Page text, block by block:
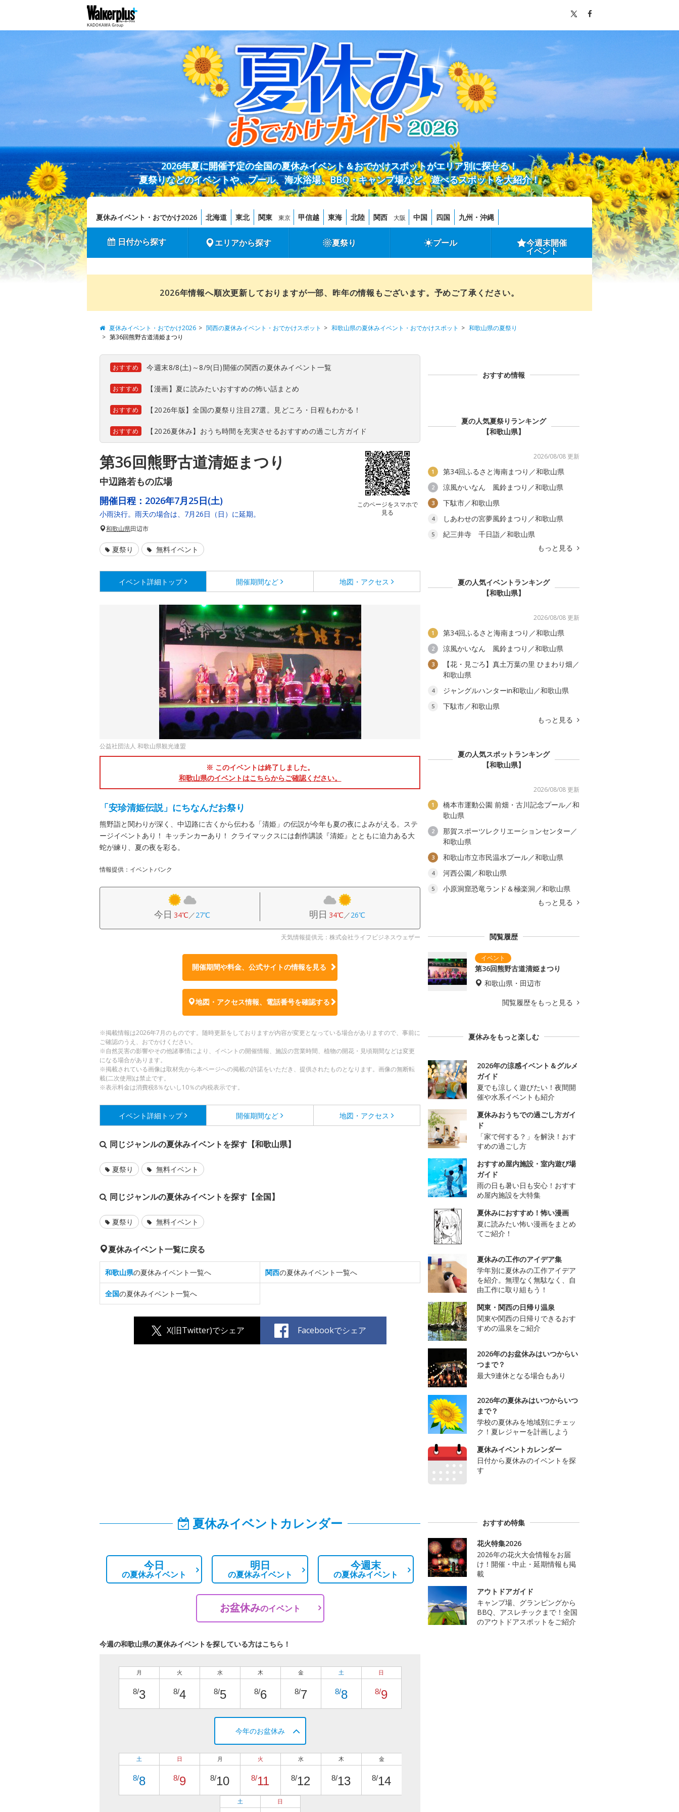
2026年夏に開催予定の全国の夏休みイベント＆おでかけスポットがエリア別に探せる！
夏祭りなどのイベントや、プール、海水浴場、BBQ・キャンプ場など、遊べるスポットを大紹介！
夏休みイベント・おでかけ2026 北海道 東北 関東 東京 甲信越 東海 北陸 関西 大阪 中国 四国 九州・沖縄
日付から探す エリアから探す 夏祭り プール 今週末開催
イベント
2026年情報へ順次更新しておりますが一部、昨年の情報もございます。予めご了承ください。
夏休みイベント・おでかけ2026 関西の夏休みイベント・おでかけスポット 和歌山県の夏休みイベント・おでかけスポット
和歌山県の夏祭り
第36回熊野古道清姫まつり
おすすめ 今週末8/8(土)～8/9(日)開催の関西の夏休みイベント一覧
おすすめ 【漫画】夏に読みたいおすすめの怖い話まとめ
おすすめ 【2026年版】全国の夏祭り注目27選。見どころ・日程もわかる！
おすすめ 【2026夏休み】おうち時間を充実させるおすすめの過ごし方ガイド
第36回熊野古道清姫まつり
中辺路若もの広場
このページをスマホで
見る
開催日程： 2026年7月25日(土)
小雨決行。雨天の場合は、7月26日（日）に延期。
和歌山県田辺市
夏祭り 無料イベント
イベント詳細 トップ 開催期間など 地図・アクセス
公益社団法人 和歌山県観光連盟
※ このイベントは終了しました。
和歌山県のイベントはこちらからご確認ください。
「安珍清姫伝説」にちなんだお祭り
熊野詣と関わりが深く、中辺路に古くから伝わる「清姫」の伝説が今年も夏の夜によみがえる。ステ
ージイベントあり！ キッチンカーあり！ クライマックスには創作講談『清姫』とともに迫力ある大
蛇が練り、夏の夜を彩る。
情報提供：イベントバンク
今日 34℃／27℃ 明日 34℃／26℃
天気情報提供元：株式会社ライフビジネスウェザー
開催期間や料金、公式サイトの情報を見る
地図・アクセス情報、電話番号を確認する
※掲載情報は2026年7月のものです。随時更新をしておりますが内容が変更となっている場合がありますので、事前に
ご確認のうえ、おでかけください。
※自然災害の影響やその他諸事情により、イベントの開催情報、施設の営業時間、植物の開花・見頃期間などは変更
になる場合があります。
※掲載されている画像は取材先から本ページへの掲載の許諾をいただき、提供されたものとなります。画像の無断転
載(二次使用)は禁止です。
※表示料金は消費税8％ないし10％の内税表示です。
イベント詳細 トップ 開催期間など 地図・アクセス
同じジャンルの夏休みイベントを探す【和歌山県】
夏祭り 無料イベント
同じジャンルの夏休みイベントを探す【全国】
夏祭り 無料イベント
夏休みイベント一覧に戻る
和歌山県の夏休みイベント一覧へ 関西の夏休みイベント一覧へ
全国の夏休みイベント一覧へ
X(旧Twitter)でシェア Facebookでシェア
夏休みイベントカレンダー
今日
の夏休みイベント
明日
の夏休みイベント
今週末
の夏休みイベント
お盆休みのイベント
今週の和歌山県の夏休みイベントを探している方はこちら！
月
8/3
火
8/4
水
8/5
木
8/6
金
8/7
土
8/8
日
8/9
今年のお盆休み
土
8/8
日
8/9
月
8/10
火
8/11
水
8/12
木
8/13
金
8/14
土 日
おすすめ情報
夏の人気夏祭りランキング
【和歌山県】
2026/08/08 更新
1 第34回ふるさと海南まつり／和歌山県
2 涼風かいなん 風鈴まつり／和歌山県
3 下駄市／和歌山県
4 しあわせの宮夢風鈴まつり／和歌山県
5
紀三井寺 千日詣／和歌山県
もっと見る
夏の人気イベントランキング
【和歌山県】
2026/08/08 更新
1 第34回ふるさと海南まつり／和歌山県
2 涼風かいなん 風鈴まつり／和歌山県
3
【花・見ごろ】真土万葉の里 ひまわり畑／
和歌山県
4 ジャングルハンターin和歌山／和歌山県
5
下駄市／和歌山県
もっと見る
夏の人気スポットランキング
【和歌山県】
2026/08/08 更新
1
橋本市運動公園 前畑・古川記念プール／和
歌山県
2
那賀スポーツレクリエーションセンター／
和歌山県
3 和歌山市立市民温水プール／和歌山県
4 河西公園／和歌山県
5
小原洞窟恐竜ランド＆極楽洞／和歌山県
もっと見る
閲覧履歴
第36回熊野古道清姫まつり
和歌山県・田辺市
閲覧履歴をもっと見る
夏休みをもっと楽しむ
2026年の涼感イベント＆グルメ
ガイド
夏でも涼しく遊びたい！夜間開
催や水系イベントも紹介
夏休みおうちでの過ごし方ガイ
ド
「家で何する？」を解決！おす
すめの過ごし方
おすすめ屋内施設・室内遊び場
ガイド
雨の日も暑い日も安心！おすす
め屋内施設を大特集
夏休みにおすすめ！怖い漫画
夏に読みたい怖い漫画をまとめ
てご紹介！
夏休みの工作のアイデア集
学年別に夏休みの工作アイデア
を紹介。無理なく無駄なく、自
由工作に取り組もう！
関東・関西の日帰り温泉
関東や関西の日帰りできるおす
すめの温泉をご紹介
2026年のお盆休みはいつからい
つまで？
最大9連休となる場合もあり
2026年の夏休みはいつからいつ
まで？
学校の夏休みを地域別にチェッ
ク！夏レジャーを計画しよう
夏休みイベントカレンダー
日付から夏休みのイベントを探
す
おすすめ特集
花火特集2026
2026年の花火大会情報をお届
け！開催・中止・延期情報も掲
載
アウトドアガイド
キャンプ場、グランピングから
BBQ、アスレチックまで！全国
のアウトドアスポットをご紹介